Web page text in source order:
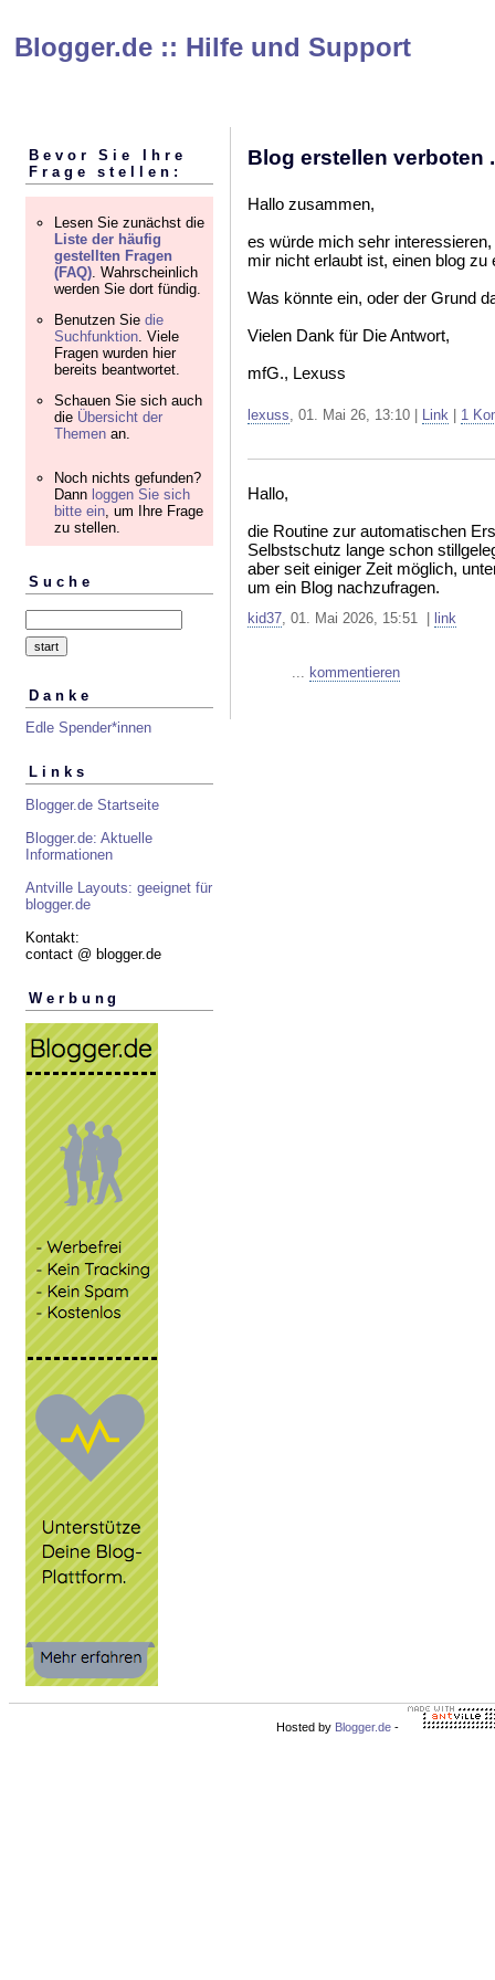
Blogger.de :: Hilfe und Support
Bevor Sie Ihre
Frage stellen:
Lesen Sie zunächst die
Liste der häufig
gestellten Fragen
(FAQ) . Wahrscheinlich
werden Sie dort fündig.
Benutzen Sie die
Suchfunktion . Viele
Fragen wurden hier
bereits beantwortet.
Schauen Sie sich auch
die Übersicht der
Themen an.
Noch nichts gefunden?
Dann loggen Sie sich
bitte ein , um Ihre Frage
zu stellen.
Suche
Danke
Edle Spender*innen
Links
Blogger.de Startseite
Blogger.de: Aktuelle
Informationen
Antville Layouts: geeignet für
blogger.de
Kontakt:
contact @ blogger.de
Werbung
Blog erstellen verboten
Hallo zusammen,
es würde mich sehr
mir nicht erlaubt ist, einen blog zu
Was könnte ein, oder der Grund
Vielen Dank für Die Antwort,
mfG., Lexuss
lexuss, 01. Mai 26, 13:10 | Link 1
Hallo,
die Routine zur automatischen
Selbstschutz lange schon
aber seit einiger Zeit möglich,
um ein Blog nachzufragen.
kid37, 01. Mai 2026, 15:51 | link
... kommentieren
Hosted by Blogger.de -